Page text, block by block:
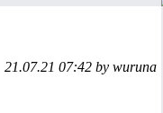
21.07.21 07:42 by wuruna